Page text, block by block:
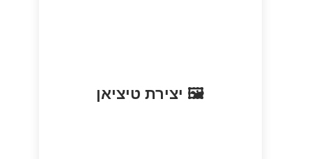
🖼️ יצירת טיציאן
הצליבה של טיציאן – יצירת מופת שמציגה
את הרוח האמנותית של המנזר.